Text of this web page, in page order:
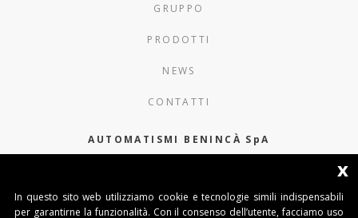
GRUPPO
PRODOTTI
NEWS
CONTATTI
AUTOMATISMI BENINCÀ SpA
x
In questo sito web utilizziamo cookie e tecnologie simili indispensabili
per garantirne la funzionalità. Con il consenso dell’utente, facciamo uso